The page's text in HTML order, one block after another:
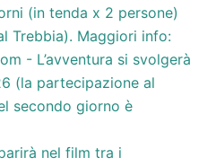
(in tenda x 2 persone)
Trebbia). Maggiori info:
- L’avventura si svolgerà
(la partecipazione al
secondo giorno è
nel film tra i